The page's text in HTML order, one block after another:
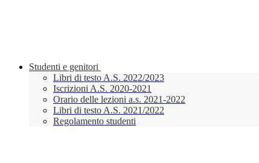
Studenti e genitori
Libri di testo A.S. 2022/2023
Iscrizioni A.S. 2020-2021
Orario delle lezioni a.s. 2021-2022
Libri di testo A.S. 2021/2022
Regolamento studenti